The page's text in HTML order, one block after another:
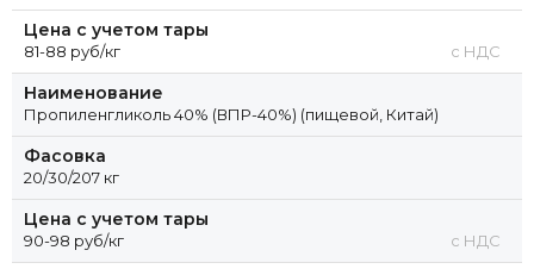
Цена с учетом тары
81-88 руб/кг с НДС
Наименование
Пропиленгликоль 40% (ВПР-40%) (пищевой, Китай)
Фасовка
20/30/207 кг
Цена с учетом тары
90-98 руб/кг с НДС